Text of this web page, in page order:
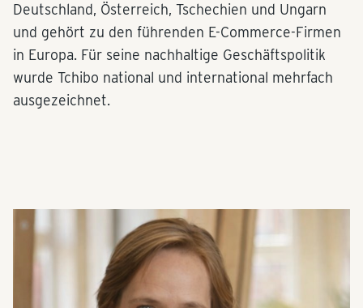
Deutschland, Österreich, Tschechien und Ungarn
und gehört zu den führenden E-Commerce-Firmen
in Europa. Für seine nachhaltige Geschäftspolitik
wurde Tchibo national und international mehrfach
ausgezeichnet.